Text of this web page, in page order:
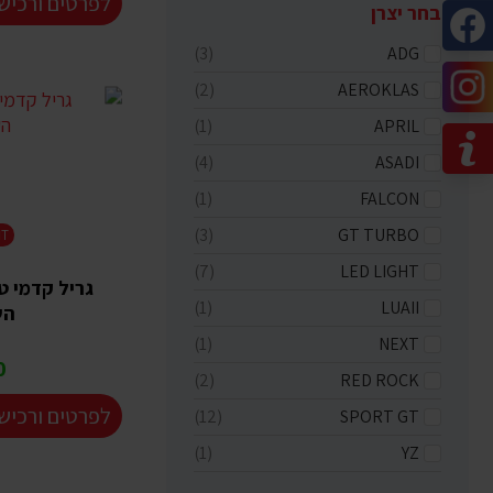
בחר יצרן
ADG
(3)
AEROKLAS
(2)
APRIL
(1)
ASADI
(4)
FALCON
(1)
GT TURBO
(3)
LED LIGHT
(7)
LUAII
(1)
NEXT
(1)
RED ROCK
(2)
SPORT GT
(12)
YZ
(1)
גריל קדמי
לפרטים